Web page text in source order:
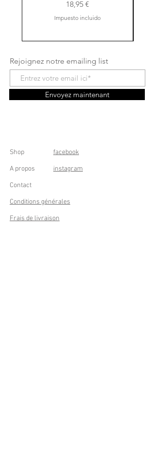
Precio
18,95 €
Impuesto incluido
Rejoignez notre emailing list
Envoyez maintenant
Shop
A propos
Contact
Conditions générales
Frais de livraison
facebook
instagram